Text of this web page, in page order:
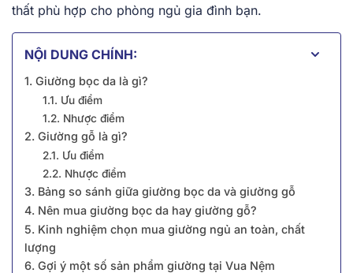
thất phù hợp cho phòng ngủ gia đình bạn.
NỘI DUNG CHÍNH:
1. Giường bọc da là gì?
1.1. Ưu điểm
1.2. Nhược điểm
2. Giường gỗ là gì?
2.1. Ưu điểm
2.2. Nhược điểm
3. Bảng so sánh giữa giường bọc da và giường gỗ
4. Nên mua giường bọc da hay giường gỗ?
5. Kinh nghiệm chọn mua giường ngủ an toàn, chất
lượng
6. Gợi ý một số sản phẩm giường tại Vua Nệm